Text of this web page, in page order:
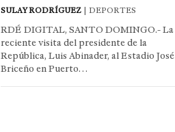
SULAY RODRÍGUEZ | DEPORTES
RDÉ DIGITAL, SANTO DOMINGO.- La
reciente visita del presidente de la
República, Luis Abinader, al Estadio José
Briceño en Puerto…